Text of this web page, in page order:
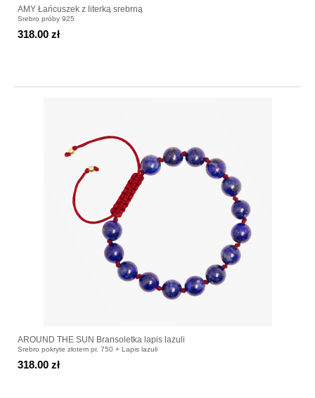
AMY Łańcuszek z literką srebrną
Srebro próby 925
318.00 zł
AROUND THE SUN Bransoletka lapis lazuli
Srebro pokryte złotem pr. 750 + Lapis lazuli
318.00 zł